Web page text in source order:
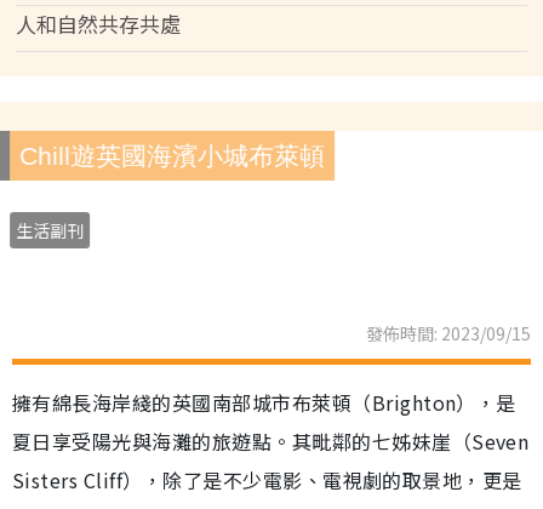
人和自然共存共處
Chill遊英國海濱小城布萊頓
生活副刊
發佈時間: 2023/09/15
擁有綿長海岸綫的英國南部城市布萊頓（Brighton），是
夏日享受陽光與海灘的旅遊點。其毗鄰的七姊妹崖（Seven
Sisters Cliff），除了是不少電影、電視劇的取景地，更是